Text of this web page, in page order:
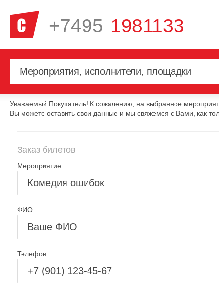
+7495 1981133
Уважаемый Покупатель! К сожалению, на выбранное
Вы можете оставить свои данные и мы свяжемся с Вами, как
Заказ билетов
Мероприятие
ФИО
Телефон